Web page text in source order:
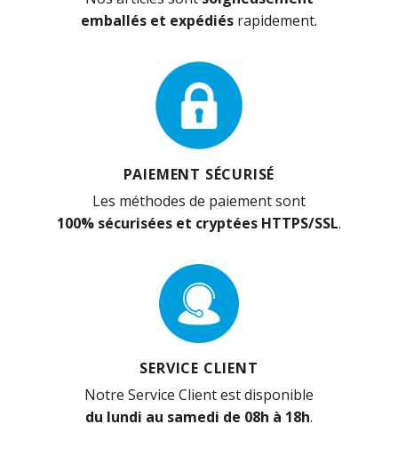
emballés et expédiés rapidement.
PAIEMENT SÉCURISÉ
Les méthodes de paiement sont
100% sécurisées et cryptées HTTPS/SSL.
SERVICE CLIENT
Notre Service Client est disponible
du lundi au samedi de 08h à 18h.